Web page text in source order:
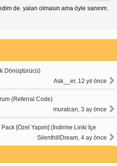
de. yalan olmasın ama öyle sanırım.
Dönüştürücü)
Ask__er, 12 yıl önce
(Referral Code)
muratcan, 3 ay önce
[Özel Yapım] (İndirme Linki İçe
SilenthillDream, 4 ay önce